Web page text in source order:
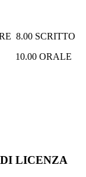
8.00 SCRITTO
ORALE
DI LICENZA